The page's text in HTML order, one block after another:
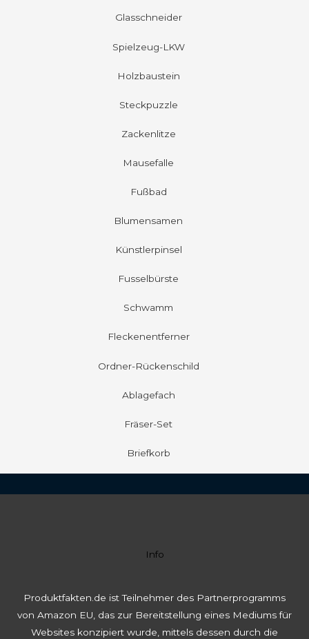
Glasschneider
Spielzeug-LKW
Holzbaustein
Steckpuzzle
Zackenlitze
Mausefalle
Fußbad
Blumensamen
Künstlerpinsel
Fusselbürste
Schwamm
Fleckenentferner
Ordner-Rückenschild
Ablagefach
Fräser-Set
Briefkorb
Info
Produktfakten.de ist Teilnehmer des Partnerprogramms
von Amazon EU, das zur Bereitstellung eines Mediums für
Websites konzipiert wurde, mittels dessen durch die